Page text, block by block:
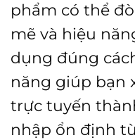
phẩm có thể
mẽ và hiệu
dụng đúng
năng giúp bạn
trực tuyến
nhập ổn định